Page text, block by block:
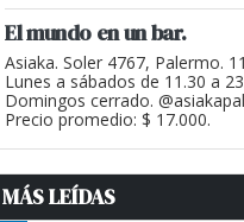
El mundo en un bar.
Asiaka. Soler 4767, Palermo.
Lunes a sábados de 11.30 a
Domingos cerrado.
Precio promedio: $ 17.000.
MÁS LEÍDAS